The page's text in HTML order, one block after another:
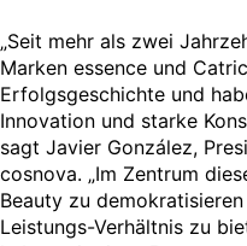
„Seit mehr als zwei
Marken essence und
Erfolgsgeschichte und
Innovation und starke
sagt Javier González,
cosnova. „Im Zentrum
Beauty zu
Leistungs-Verhältnis zu